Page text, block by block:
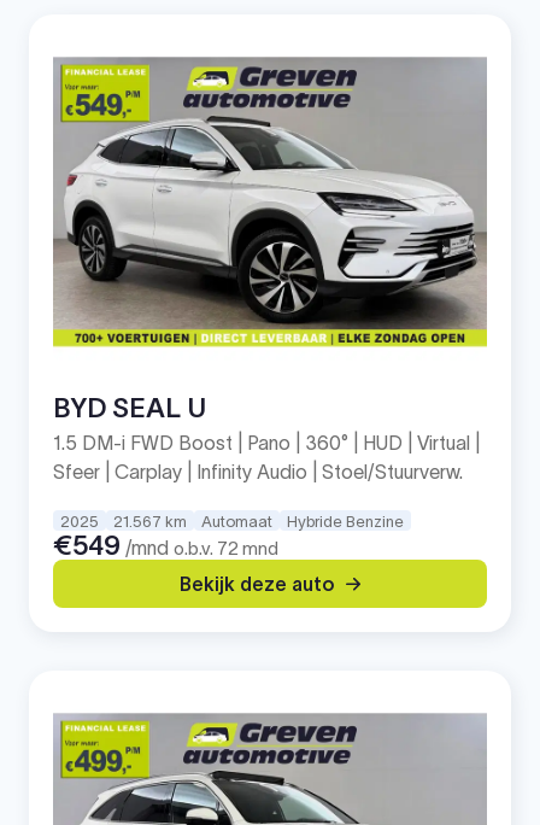
BYD SEAL U
1.5 DM-i FWD Boost | Pano | 360° | HUD | Virtual |
Sfeer | Carplay | Infinity Audio | Stoel/Stuurverw.
2025 21.567 km Automaat Hybride Benzine
€549 /mnd o.b.v. 72 mnd
Bekijk deze auto